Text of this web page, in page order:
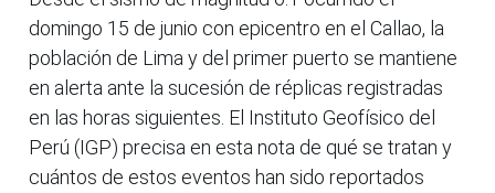
domingo 15 de junio con epicentro en el Callao, la
población de Lima y del primer puerto se mantiene
en alerta ante la sucesión de réplicas registradas
en las horas siguientes. El Instituto Geofísico del
Perú (IGP) precisa en esta nota de qué se tratan y
cuántos de estos eventos han sido reportados